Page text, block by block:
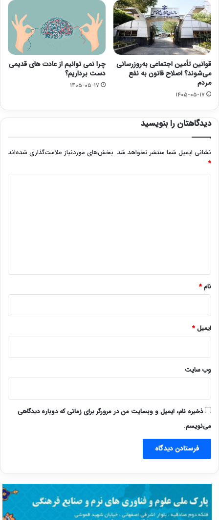
قوانین تأمین اجتماعی به‌روزرسانی
می‌شوند؟ اصلاح قانون به نفع
مردم
۱۴۰۵-۰۵-۱۷
چرا نمی توانیم از عادت های قدیمی
دست برداریم؟
۱۴۰۵-۰۵-۱۷
دیدگاهتان را بنویسید
نشانی ایمیل شما منتشر نخواهد شد. بخش‌های موردنیاز علامت‌گذاری شده‌اند
*
نام*
ایمیل*
وب‌ سایت
ذخیره نام، ایمیل و وبسایت من در مرورگر برای زمانی که دوباره دیدگاهی
می‌نویسم.